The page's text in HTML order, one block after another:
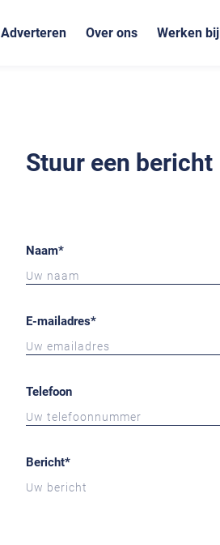
Adverteren Over ons Werken bij
Stuur een bericht
Naam*
E-mailadres*
Telefoon
Bericht*